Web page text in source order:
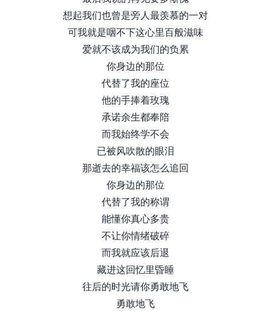
想起我们也曾是旁人最羡慕的一对
可我就是咽不下这心里百般滋味
爱就不该成为我们的负累
你身边的那位
代替了我的座位
他的手捧着玫瑰
承诺余生都奉陪
而我始终学不会
已被风吹散的眼泪
那逝去的幸福该怎么追回
你身边的那位
代替了我的称谓
能懂你真心多贵
不让你情绪破碎
而我就应该后退
藏进这回忆里昏睡
往后的时光请你勇敢地飞
勇敢地飞